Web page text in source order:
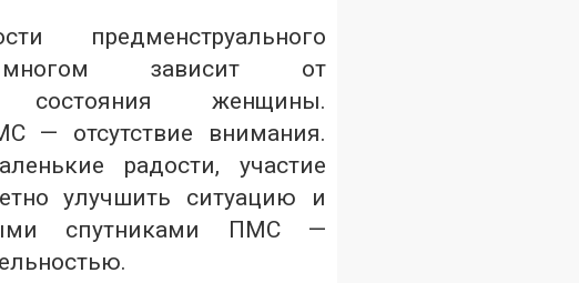
предменструального
зависит от
состояния женщины.
— отсутствие внимания.
радости, участие
улучшить ситуацию и
спутниками ПМС —